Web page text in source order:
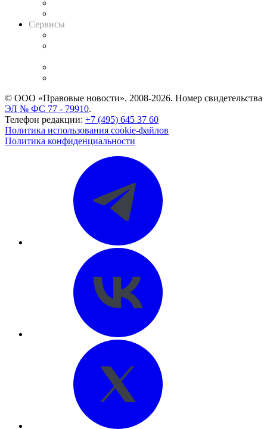
Сервисы
© ООО «Правовые новости». 2008-2026. Номер свидетельства
ЭЛ № ФС 77 - 79910.
Телефон редакции: +7 (495) 645 37 60
Политика использования cookie-файлов
Политика конфиденциальности